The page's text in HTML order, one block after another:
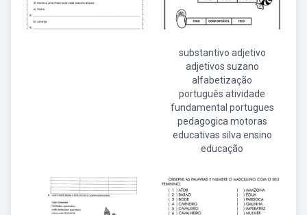
substantivo adjetivo
adjetivos suzano
alfabetização
português atividade
fundamental portugues
pedagogica motoras
educativas silva ensino
educação